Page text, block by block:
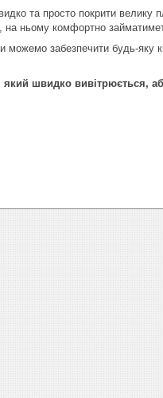
та просто покрити велику
на ньому комфортно
забезпечити будь-яку
який швидко